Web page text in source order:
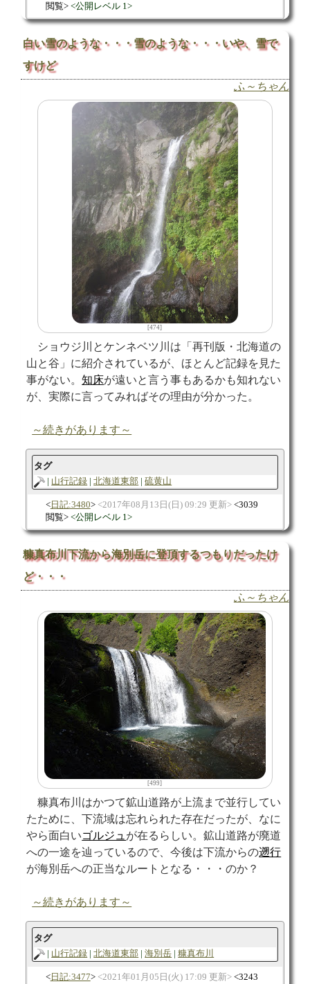
閲覧
公開レベル 1
白い雪のような・・・雪のような・・・いや、雪で
すけど
ふ～ちゃん
[474]
ショウジ川とケンネベツ川は「再刊版・北海道の
山と谷」に紹介されているが、ほとんど記録を見た
事がない。知床が遠いと言う事もあるかも知れない
が、実際に言ってみればその理由が分かった。
～続きがあります～
タグ
山行記録
北海道東部 硫黄山
日記:3480 2017年08月13日(日) 09:29 更新
3039
閲覧
公開レベル 1
糠真布川下流から海別岳に登頂するつもりだったけ
ど・・・
ふ～ちゃん
[499]
糠真布川はかつて鉱山道路が上流まで並行してい
たために、下流域は忘れられた存在だったが、なに
やら面白いゴルジュ が在るらしい。鉱山道路が廃道
への一途を辿っているので、今後は下流からの遡行
が海別岳への正当なルートとなる・・・のか？
～続きがあります～
タグ
山行記録
北海道東部 海別岳 糠真布川
日記:3477 2021年01月05日(火) 17:09 更新 3243